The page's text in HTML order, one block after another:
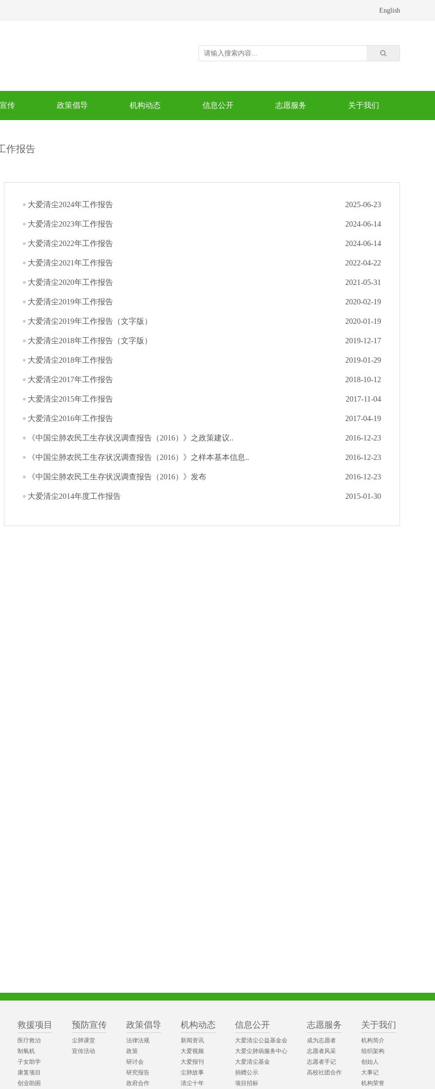
English
传 政策倡导 机构动态 信息公开 志愿服务 关于我们
作报告
大爱清尘2024年工作报告 2025-06-23
大爱清尘2023年工作报告 2024-06-14
大爱清尘2022年工作报告 2024-06-14
大爱清尘2021年工作报告 2022-04-22
大爱清尘2020年工作报告 2021-05-31
大爱清尘2019年工作报告 2020-02-19
大爱清尘2019年工作报告（文字版） 2020-01-19
大爱清尘2018年工作报告（文字版） 2019-12-17
大爱清尘2018年工作报告 2019-01-29
大爱清尘2017年工作报告 2018-10-12
大爱清尘2015年工作报告 2017-11-04
大爱清尘2016年工作报告 2017-04-19
《中国尘肺农民工生存状况调查报告（2016）》之政策建议.. 2016-12-23
《中国尘肺农民工生存状况调查报告（2016）》之样本基本信息.. 2016-12-23
《中国尘肺农民工生存状况调查报告（2016）》发布 2016-12-23
大爱清尘2014年度工作报告 2015-01-30
救援项目
医疗救治
制氧机
子女助学
康复项目
创业助困
预防宣传
尘肺课堂
宣传活动
政策倡导
法律法规
政策
研讨会
研究报告
政府合作
机构动态
新闻资讯
大爱视频
大爱报刊
尘肺故事
清尘十年
信息公开
大爱清尘公益基金会
大爱尘肺病服务中心
大爱清尘基金
捐赠公示
项目招标
志愿服务
成为志愿者
志愿者风采
志愿者手记
高校社团合作
关于我们
机构简介
组织架构
创始人
大事记
机构荣誉